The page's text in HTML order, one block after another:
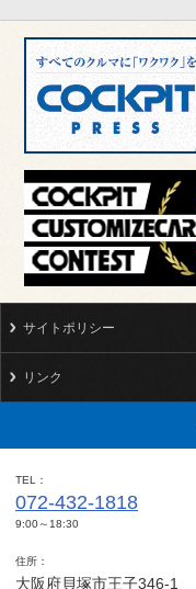
サイトポリシー
リンク
TEL
072-432-1818
9:00～18:30
住所
大阪府貝塚市王子346-1